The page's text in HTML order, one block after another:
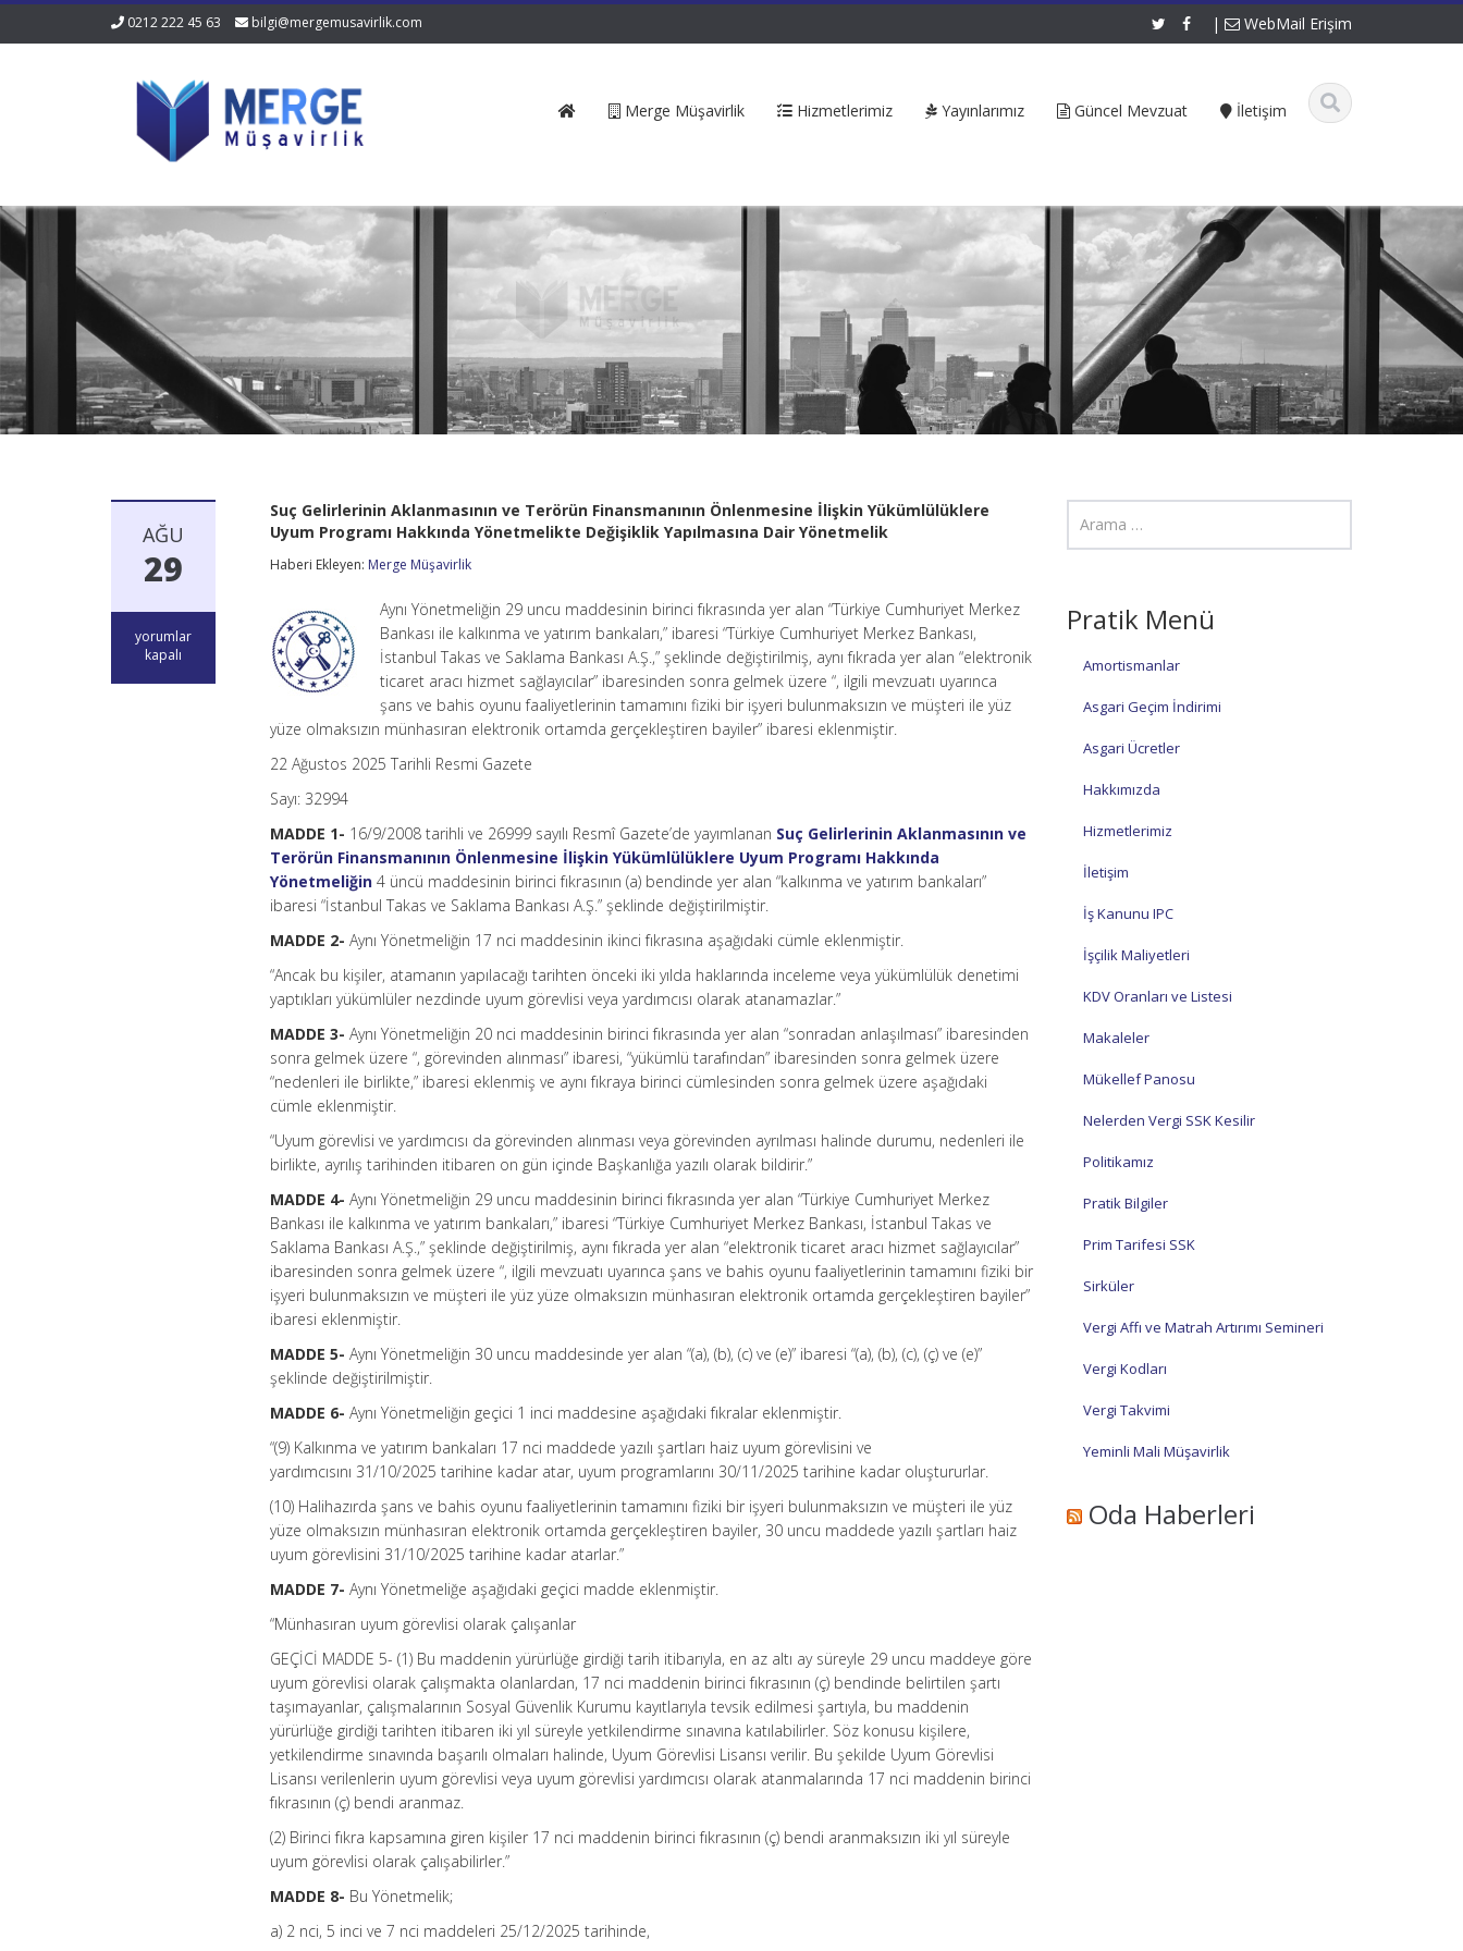
0212 222 45 63 bilgi@mergemusavirlik.com | WebMail Erişim
Merge Müşavirlik Hizmetlerimiz Yayınlarımız Güncel Mevzuat İletişim
AĞU
29
Suç
Gelirlerinin
yorumlar
kapalı
Suç Gelirlerinin Aklanmasının ve Terörün Finansmanının Önlenmesine İlişkin Yükümlülüklere
Uyum Programı Hakkında Yönetmelikte Değişiklik Yapılmasına Dair Yönetmelik
Haberi Ekleyen: Merge Müşavirlik
Aynı Yönetmeliğin 29 uncu maddesinin birinci fıkrasında yer alan “Türkiye Cumhuriyet Merkez
Bankası ile kalkınma ve yatırım bankaları,” ibaresi “Türkiye Cumhuriyet Merkez Bankası,
İstanbul Takas ve Saklama Bankası A.Ş.,” şeklinde değiştirilmiş, aynı fıkrada yer alan “elektronik
ticaret aracı hizmet sağlayıcılar” ibaresinden sonra gelmek üzere “, ilgili mevzuatı uyarınca
şans ve bahis oyunu faaliyetlerinin tamamını fiziki bir işyeri bulunmaksızın ve müşteri ile yüz
yüze olmaksızın münhasıran elektronik ortamda gerçekleştiren bayiler” ibaresi eklenmiştir.
22 Ağustos 2025 Tarihli Resmi Gazete
Sayı: 32994
MADDE 1- 16/9/2008 tarihli ve 26999 sayılı Resmî Gazete’de yayımlanan Suç Gelirlerinin Aklanmasının ve
Terörün Finansmanının Önlenmesine İlişkin Yükümlülüklere Uyum Programı Hakkında
Yönetmeliğin 4 üncü maddesinin birinci fıkrasının (a) bendinde yer alan “kalkınma ve yatırım bankaları”
ibaresi “İstanbul Takas ve Saklama Bankası A.Ş.” şeklinde değiştirilmiştir.
MADDE 2-Aynı Yönetmeliğin 17 nci maddesinin ikinci fıkrasına aşağıdaki cümle eklenmiştir.
“Ancak bu kişiler, atamanın yapılacağı tarihten önceki iki yılda haklarında inceleme veya yükümlülük denetimi
yaptıkları yükümlüler nezdinde uyum görevlisi veya yardımcısı olarak atanamazlar.”
MADDE 3-Aynı Yönetmeliğin 20 nci maddesinin birinci fıkrasında yer alan “sonradan anlaşılması” ibaresinden
sonra gelmek üzere “, görevinden alınması” ibaresi, “yükümlü tarafından” ibaresinden sonra gelmek üzere
“nedenleri ile birlikte,” ibaresi eklenmiş ve aynı fıkraya birinci cümlesinden sonra gelmek üzere aşağıdaki
cümle eklenmiştir.
“Uyum görevlisi ve yardımcısı da görevinden alınması veya görevinden ayrılması halinde durumu, nedenleri ile
birlikte, ayrılış tarihinden itibaren on gün içinde Başkanlığa yazılı olarak bildirir.”
MADDE 4-Aynı Yönetmeliğin 29 uncu maddesinin birinci fıkrasında yer alan “Türkiye Cumhuriyet Merkez
Bankası ile kalkınma ve yatırım bankaları,” ibaresi “Türkiye Cumhuriyet Merkez Bankası, İstanbul Takas ve
Saklama Bankası A.Ş.,” şeklinde değiştirilmiş, aynı fıkrada yer alan “elektronik ticaret aracı hizmet sağlayıcılar”
ibaresinden sonra gelmek üzere “, ilgili mevzuatı uyarınca şans ve bahis oyunu faaliyetlerinin tamamını fiziki bir
işyeri bulunmaksızın ve müşteri ile yüz yüze olmaksızın münhasıran elektronik ortamda gerçekleştiren bayiler”
ibaresi eklenmiştir.
MADDE 5-Aynı Yönetmeliğin 30 uncu maddesinde yer alan “(a), (b), (c) ve (e)” ibaresi “(a), (b), (c), (ç) ve (e)”
şeklinde değiştirilmiştir.
MADDE 6-Aynı Yönetmeliğin geçici 1 inci maddesine aşağıdaki fıkralar eklenmiştir.
“(9) Kalkınma ve yatırım bankaları 17 nci maddede yazılı şartları haiz uyum görevlisini ve
yardımcısını 31/10/2025 tarihine kadar atar, uyum programlarını 30/11/2025 tarihine kadar oluştururlar.
(10) Halihazırda şans ve bahis oyunu faaliyetlerinin tamamını fiziki bir işyeri bulunmaksızın ve müşteri ile yüz
yüze olmaksızın münhasıran elektronik ortamda gerçekleştiren bayiler, 30 uncu maddede yazılı şartları haiz
uyum görevlisini 31/10/2025 tarihine kadar atarlar.”
MADDE 7-Aynı Yönetmeliğe aşağıdaki geçici madde eklenmiştir.
“Münhasıran uyum görevlisi olarak çalışanlar
GEÇİCİ MADDE 5- (1) Bu maddenin yürürlüğe girdiği tarih itibarıyla, en az altı ay süreyle 29 uncu maddeye göre
uyum görevlisi olarak çalışmakta olanlardan, 17 nci maddenin birinci fıkrasının (ç) bendinde belirtilen şartı
taşımayanlar, çalışmalarının Sosyal Güvenlik Kurumu kayıtlarıyla tevsik edilmesi şartıyla, bu maddenin
yürürlüğe girdiği tarihten itibaren iki yıl süreyle yetkilendirme sınavına katılabilirler. Söz konusu kişilere,
yetkilendirme sınavında başarılı olmaları halinde, Uyum Görevlisi Lisansı verilir. Bu şekilde Uyum Görevlisi
Lisansı verilenlerin uyum görevlisi veya uyum görevlisi yardımcısı olarak atanmalarında 17 nci maddenin birinci
fıkrasının (ç) bendi aranmaz.
(2) Birinci fıkra kapsamına giren kişiler 17 nci maddenin birinci fıkrasının (ç) bendi aranmaksızın iki yıl süreyle
uyum görevlisi olarak çalışabilirler.”
MADDE 8- Bu Yönetmelik;
a) 2 nci, 5 inci ve 7 nci maddeleri 25/12/2025 tarihinde,
Pratik Menü
Amortismanlar
Asgari Geçim İndirimi
Asgari Ücretler
Hakkımızda
Hizmetlerimiz
İletişim
İş Kanunu IPC
İşçilik Maliyetleri
KDV Oranları ve Listesi
Makaleler
Mükellef Panosu
Nelerden Vergi SSK Kesilir
Politikamız
Pratik Bilgiler
Prim Tarifesi SSK
Sirküler
Vergi Affı ve Matrah Artırımı Semineri
Vergi Kodları
Vergi Takvimi
Yeminli Mali Müşavirlik
Oda Haberleri